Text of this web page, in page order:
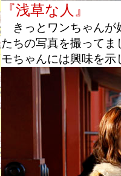
『浅草な人』
きっとワンちゃんが
たちの写真を撮ってま
モちゃんには興味を示